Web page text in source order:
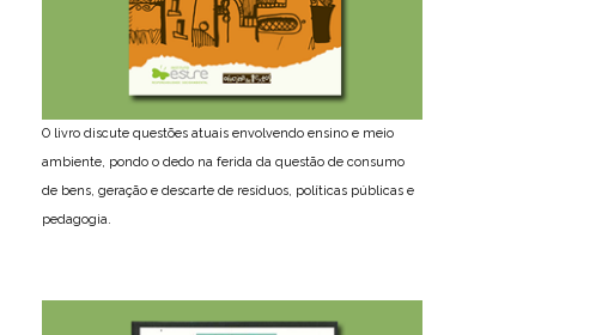
O livro discute questões atuais envolvendo ensino e meio
ambiente, pondo o dedo na ferida da questão de consumo
de bens, geração e descarte de resíduos, políticas públicas e
pedagogia.